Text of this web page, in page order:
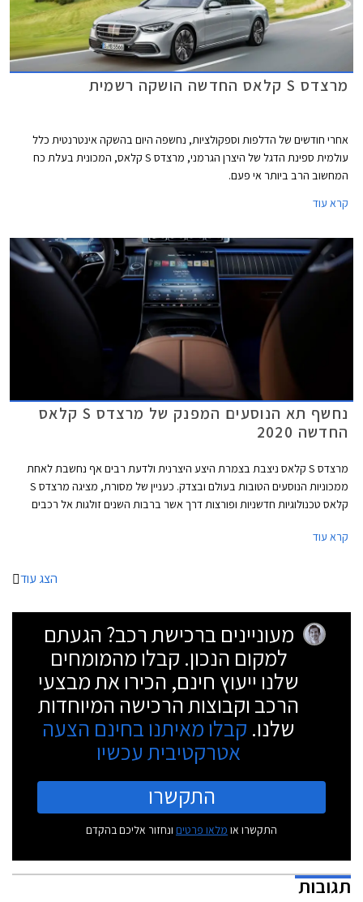
מרצדס S קלאס החדשה הושקה רשמית
אחרי חודשים של הדלפות וספקולציות, נחשפה היום בהשקה אינטרנטית כלל
עולמית ספינת הדגל של היצרן הגרמני, מרצדס S קלאס, המכונית בעלת כח
המחשוב הרב ביותר אי פעם.
קרא עוד
נחשף תא הנוסעים המפנק של מרצדס S קלאס
החדשה 2020
מרצדס S קלאס ניצבת בצמרת היצע היצרנית ולדעת רבים אף נחשבת לאחת
ממכוניות הנוסעים הטובות בעולם ובצדק. כעניין של מסורת, מציגה מרצדס S
קלאס טכנולוגיות חדשניות ופורצות דרך אשר ברבות השנים זולגות אל רכבים
לראשונה את כרית האוויר ואת מערכת בקרת השיוט האדפטיבית.
קרא עוד
הצג עוד
מעוניינים ברכישת רכב? הגעתם
למקום הנכון. קבלו מהמומחים
שלנו ייעוץ חינם, הכירו את מבצעי
הרכב וקבוצות הרכישה המיוחדות
שלנו. קבלו מאיתנו בחינם הצעה
אטרקטיבית עכשיו
התקשרו
התקשרו או מלאו פרטים ונחזור אליכם בהקדם
תגובות